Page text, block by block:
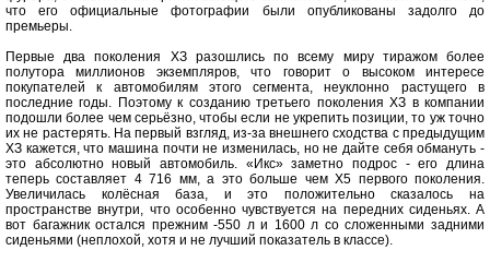
что его официальные фотографии были опубликованы задолго до
премьеры.
Первые два поколения ХЗ разошлись по всему миру тиражом более
полутора миллионов экземпляров, что говорит о высоком интересе
покупателей к автомобилям этого сегмента, неуклонно растущего в
последние годы. Поэтому к созданию третьего поколения ХЗ в компании
подошли более чем серьёзно, чтобы если не укрепить позиции, то уж точно
их не растерять. На первый взгляд, из-за внешнего сходства с предыдущим
ХЗ кажется, что машина почти не изменилась, но не дайте себя обмануть -
это абсолютно новый автомобиль. «Икс» заметно подрос - его длина
теперь составляет 4 716 мм, а это больше чем Х5 первого поколения.
Увеличилась колёсная база, и это положительно сказалось на
пространстве внутри, что особенно чувствуется на передних сиденьях. А
вот багажник остался прежним -550 л и 1600 л со сложенными задними
сиденьями (неплохой, хотя и не лучший показатель в классе).